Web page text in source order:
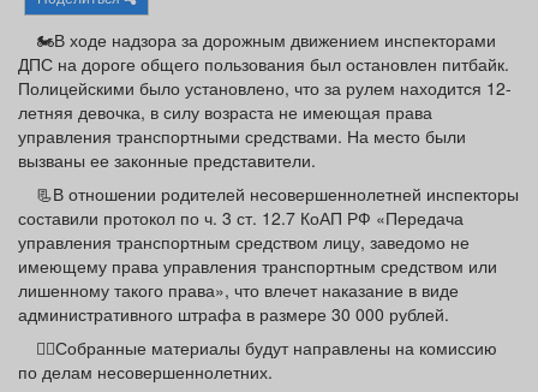
Афиша
Товары Поздравления Погода
ТВ программа Я - пенсионер
🏍В ходе надзора за дорожным движением инспекторами
ДПС на дороге общего пользования был остановлен питбайк.
Полицейскими было установлено, что за рулем находится 12-
летняя девочка, в силу возраста не имеющая права
управления транспортными средствами. На место были
вызваны ее законные представители.
📃В отношении родителей несовершеннолетней инспекторы
составили протокол по ч. 3 ст. 12.7 КоАП РФ «Передача
управления транспортным средством лицу, заведомо не
имеющему права управления транспортным средством или
лишенному такого права», что влечет наказание в виде
административного штрафа в размере 30 000 рублей.
👮‍♂Собранные материалы будут направлены на комиссию
по делам несовершеннолетних.